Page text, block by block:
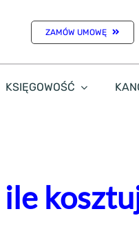
ZAMÓW UMOWĘ
KSIĘGOWOŚĆ